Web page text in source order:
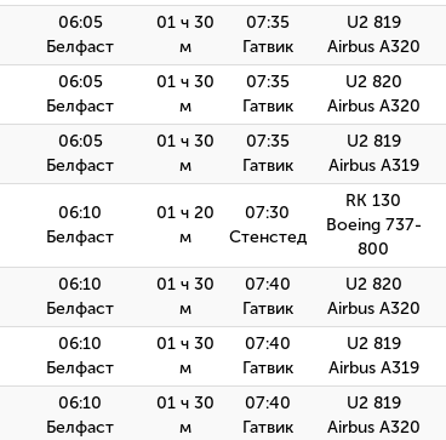
06:05
Белфаст
01 ч 30
м
07:35
Гатвик
U2 819
Airbus А320
06:05
Белфаст
01 ч 30
м
07:35
Гатвик
U2 820
Airbus А320
06:05
Белфаст
01 ч 30
м
07:35
Гатвик
U2 819
Airbus A319
06:10
Белфаст
01 ч 20
м
07:30
Стенстед
RK 130
Boeing 737-
800
06:10
Белфаст
01 ч 30
м
07:40
Гатвик
U2 820
Airbus А320
06:10
Белфаст
01 ч 30
м
07:40
Гатвик
U2 819
Airbus A319
06:10
Белфаст
01 ч 30
м
07:40
Гатвик
U2 819
Airbus А320